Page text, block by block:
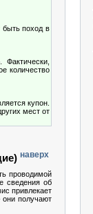
быть поход в
Фактически,
количество
купон.
мест от
наверх
проводимой
сведения об
привлекает
они получают